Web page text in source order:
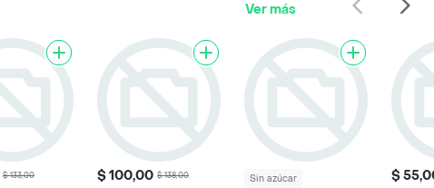
Ver más
$ 133,00 $ 100,00 $ 138,00 Sin azúcar $